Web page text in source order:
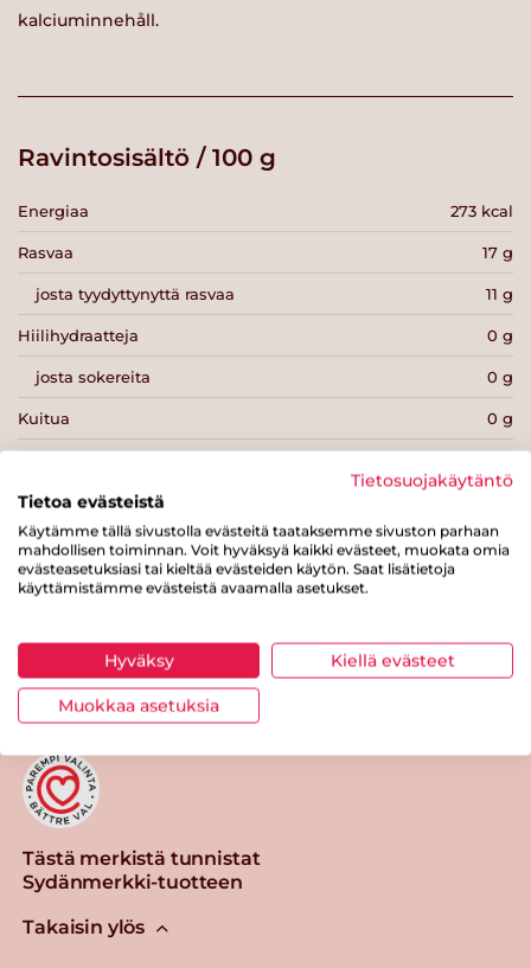
kalciuminnehåll.
Ravintosisältö / 100 g
Energiaa 273 kcal
Rasvaa 17 g
josta tyydyttynyttä rasvaa 11 g
Hiilihydraatteja 0 g
josta sokereita 0 g
Kuitua 0 g
Suolaa
Tulosta sivu Jaa tuote
Tästä merkistä tunnistat
Sydänmerkki-tuotteen
Takaisin ylös
Tietosuojakäytäntö
Tietoa evästeistä
Käytämme tällä sivustolla evästeitä taataksemme sivuston parhaan
mahdollisen toiminnan. Voit hyväksyä kaikki evästeet, muokata omia
evästeasetuksiasi tai kieltää evästeiden käytön. Saat lisätietoja
käyttämistämme evästeistä avaamalla asetukset.
Hyväksy Kiellä evästeet
Muokkaa asetuksia